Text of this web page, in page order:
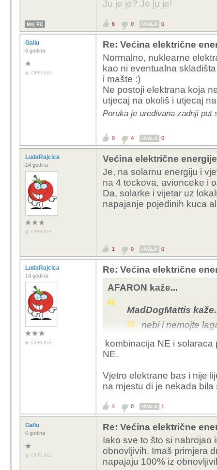
Ju je je? Je ju je!
Moj PC 6 0 HVALA 0
Gallu
6 godina
OFFLINE
Re: Većina električne
Normalno, nuklearne
kao ni eventualna
i mašte :)
Ne postoji elektrana koja
utjecaj na okoliš i utjecaj
Poruka je uređivana zadnji put
0 4 HVALA 0
LudaRajcica
14 godina
OFFLINE
Većina električne
Je, na solarnu energiju i
na 4 tockova, avionceke i
Da, solarke i vijetar uz
napajanje pojedinih kuca
1 0 HVALA 0
LudaRajcica
14 godina
OFFLINE
Re: Većina električne
AFARON kaže...
MadDogMattis
nebi i nemojte
Jedino sto može
Solarne ploče i
vidjeti u okolišu.
Zašto ne kombinacija
kombinacija NE i
NE.
Vjetro elektrane bas i nije
na mjestu di je nekada bila
4 0 HVALA 1
Gallu
6 godina
OFFLINE
Re: Većina električne
Iako sve to što si nabrojao
obnovljivih. Imaš primjera
napajaju 100% iz